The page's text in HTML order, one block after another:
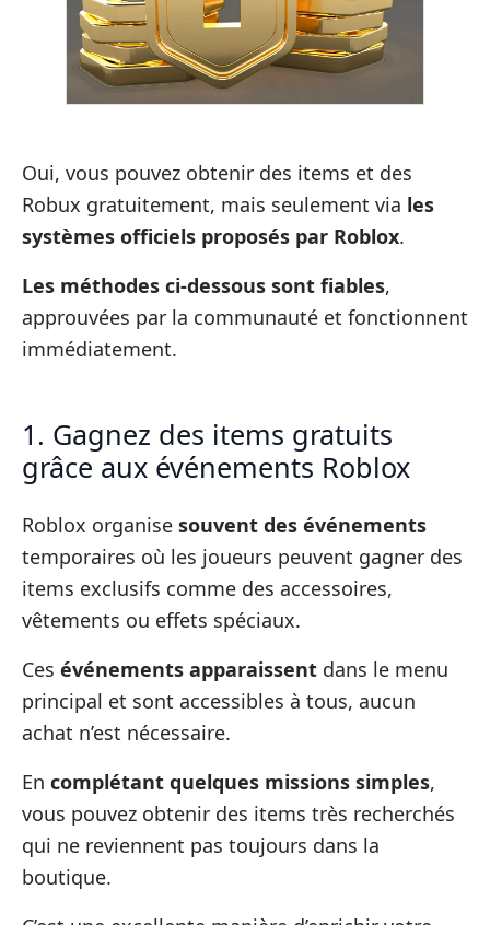
Oui, vous pouvez obtenir des items et des
Robux gratuitement, mais seulement via les
systèmes officiels proposés par Roblox.
Les méthodes ci-dessous sont fiables,
approuvées par la communauté et fonctionnent
immédiatement.
1. Gagnez des items gratuits
grâce aux événements Roblox
Roblox organise souvent des événements
temporaires où les joueurs peuvent gagner des
items exclusifs comme des accessoires,
vêtements ou effets spéciaux.
Ces événements apparaissent dans le menu
principal et sont accessibles à tous, aucun
achat n’est nécessaire.
En complétant quelques missions simples,
vous pouvez obtenir des items très recherchés
qui ne reviennent pas toujours dans la
boutique.